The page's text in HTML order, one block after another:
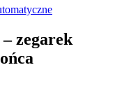
zegarek